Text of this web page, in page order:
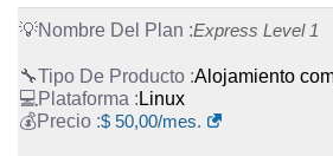
Express Level 1
Alojamiento
Linux
$ 50,00/mes.